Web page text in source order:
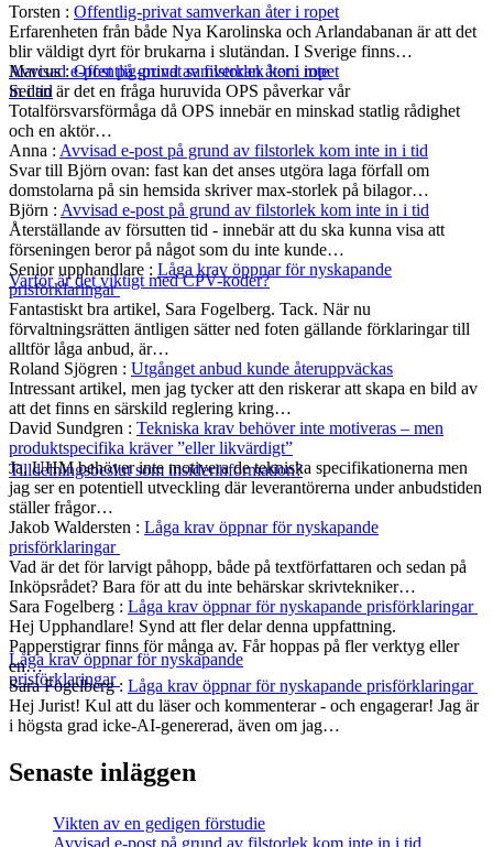
Avvisad e-post på grund av filstorlek kom inte
in i tid
Varför är det viktigt med CPV-koder?
Tilldelningsbeslut som insiderinformation?
Låga krav öppnar för nyskapande
prisförklaringar
Torsten : Offentlig-privat samverkan åter i ropet
Erfarenheten från både Nya Karolinska och Arlandabanan är att det
blir väldigt dyrt för brukarna i slutändan. I Sverige finns…
Marcus:Offentlig-privat samverkan åter i ropet
Sedan är det en fråga huruvida OPS påverkar vår
Totalförsvarsförmåga då OPS innebär en minskad statlig rådighet
och en aktör…
Anna : Avvisad e-post på grund av filstorlek kom inte in i tid
Svar till Björn ovan: fast kan det anses utgöra laga förfall om
domstolarna på sin hemsida skriver max-storlek på bilagor…
Björn : Avvisad e-post på grund av filstorlek kom inte in i tid
Återställande av försutten tid - innebär att du ska kunna visa att
förseningen beror på något som du inte kunde…
Senior upphandlare : Låga krav öppnar för nyskapande
prisförklaringar
Fantastiskt bra artikel, Sara Fogelberg. Tack. När nu
förvaltningsrätten äntligen sätter ned foten gällande förklaringar till
alltför låga anbud, är…
Roland Sjögren : Utgånget anbud kunde återuppväckas
Intressant artikel, men jag tycker att den riskerar att skapa en bild av
att det finns en särskild reglering kring…
David Sundgren : Tekniska krav behöver inte motiveras – men
produktspecifika kräver ”eller likvärdigt”
Ja, UHM behöver inte motivera de tekniska specifikationerna men
jag ser en potentiell utveckling där leverantörerna under anbudstiden
ställer frågor…
Jakob Waldersten : Låga krav öppnar för nyskapande
prisförklaringar
Vad är det för larvigt påhopp, både på textförfattaren och sedan på
Inköpsrådet? Bara för att du inte behärskar skrivtekniker…
Sara Fogelberg : Låga krav öppnar för nyskapande prisförklaringar
Hej Upphandlare! Synd att fler delar denna uppfattning.
Papperstigrar finns för många av. Får hoppas på fler verktyg eller
en…
Sara Fogelberg: Låga krav öppnar för nyskapande prisförklaringar
Hej Jurist! Kul att du läser och kommenterar - och engagerar! Jag är
i högsta grad icke-AI-genererad, även om jag…
Senaste inläggen
Vikten av en gedigen förstudie
Avvisad e-post på grund av filstorlek kom inte in i tid